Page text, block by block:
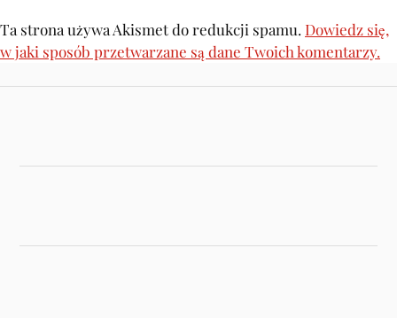
Ta strona używa Akismet do redukcji spamu. Dowiedz się,
w jaki sposób przetwarzane są dane Twoich komentarzy.